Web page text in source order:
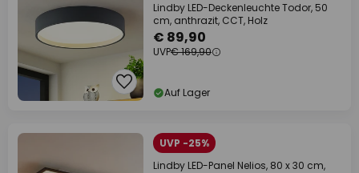
Lindby LED-Deckenleuchte Todor, 50
cm, anthrazit, CCT, Holz
€ 89,90
UVP€ 169,90
Auf Lager
UVP -25%
Lindby LED-Panel Nelios, 80 x 30 cm,